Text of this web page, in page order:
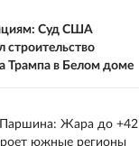
Суд США
строительство
Трампа в Белом доме
Жара до +42
южные регионы